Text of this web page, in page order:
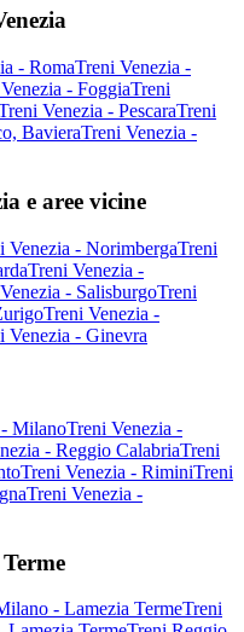
- RomaTreni Venezia -
- FoggiaTreni
Venezia - PescaraTreni
BavieraTreni Venezia -
e aree vicine
Venezia - NorimbergaTreni
Treni Venezia -
- SalisburgoTreni
Treni Venezia -
Venezia - Ginevra
MilanoTreni Venezia -
- Reggio CalabriaTreni
Treni Venezia - RiminiTreni
Treni Venezia -
- Lamezia TermeTreni